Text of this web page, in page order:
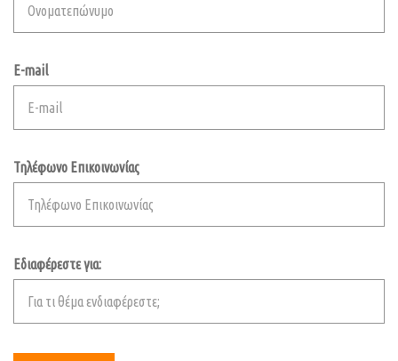
E-mail
Τηλέφωνο Επικοινωνίας
Εδιαφέρεστε για: